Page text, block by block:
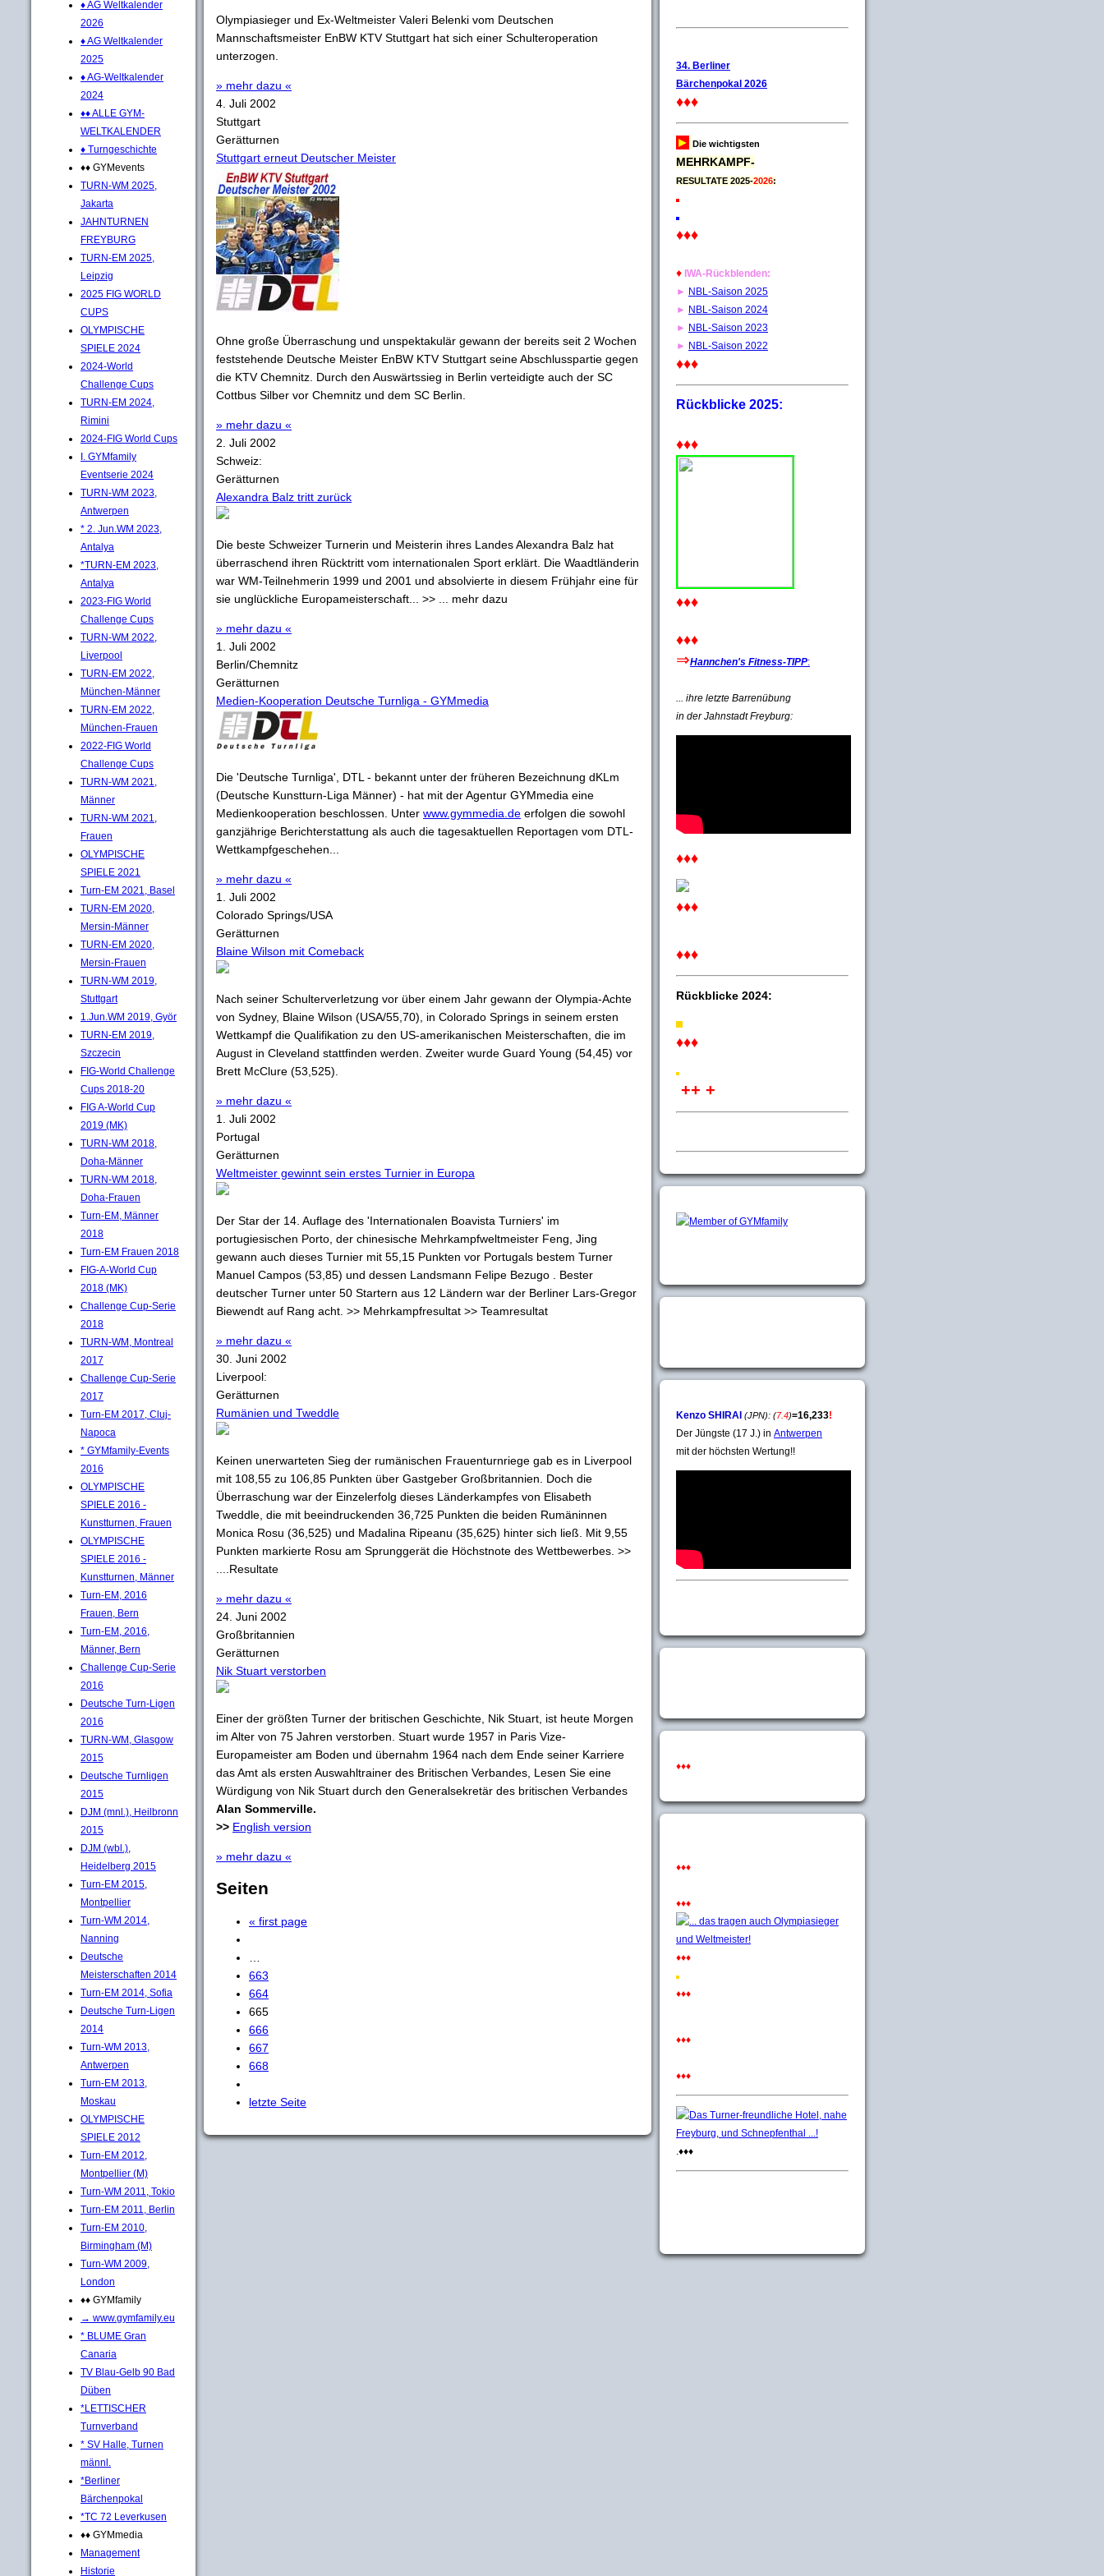
♦ AG Weltkalender
2026
♦ AG Weltkalender
2025
♦ AG-Weltkalender
2024
♦♦ ALLE GYM-
WELTKALENDER
♦ Turngeschichte
♦♦ GYMevents
TURN-WM 2025,
Jakarta
JAHNTURNEN
FREYBURG
TURN-EM 2025,
Leipzig
2025 FIG WORLD
CUPS
OLYMPISCHE
SPIELE 2024
2024-World
Challenge Cups
TURN-EM 2024,
Rimini
2024-FIG World Cups
I. GYMfamily
Eventserie 2024
TURN-WM 2023,
Antwerpen
* 2. Jun.WM 2023,
Antalya
*TURN-EM 2023,
Antalya
2023-FIG World
Challenge Cups
TURN-WM 2022,
Liverpool
TURN-EM 2022,
München-Männer
TURN-EM 2022,
München-Frauen
2022-FIG World
Challenge Cups
TURN-WM 2021,
Männer
TURN-WM 2021,
Frauen
OLYMPISCHE
SPIELE 2021
Turn-EM 2021, Basel
TURN-EM 2020,
Mersin-Männer
TURN-EM 2020,
Mersin-Frauen
TURN-WM 2019,
Stuttgart
1.Jun.WM 2019, Györ
TURN-EM 2019,
Szczecin
FIG-World Challenge
Cups 2018-20
FIG A-World Cup
2019 (MK)
TURN-WM 2018,
Doha-Männer
TURN-WM 2018,
Doha-Frauen
Turn-EM, Männer
2018
Turn-EM Frauen 2018
FIG-A-World Cup
2018 (MK)
Challenge Cup-Serie
2018
TURN-WM, Montreal
2017
Challenge Cup-Serie
2017
Turn-EM 2017, Cluj-
Napoca
* GYMfamily-Events
2016
OLYMPISCHE
SPIELE 2016 -
Kunstturnen, Frauen
OLYMPISCHE
SPIELE 2016 -
Kunstturnen, Männer
Turn-EM, 2016
Frauen, Bern
Turn-EM, 2016,
Männer, Bern
Challenge Cup-Serie
2016
Deutsche Turn-Ligen
2016
TURN-WM, Glasgow
2015
Deutsche Turnligen
2015
DJM (mnl.), Heilbronn
2015
DJM (wbl.),
Heidelberg 2015
Turn-EM 2015,
Montpellier
Turn-WM 2014,
Nanning
Deutsche
Meisterschaften 2014
Turn-EM 2014, Sofia
Deutsche Turn-Ligen
2014
Turn-WM 2013,
Antwerpen
Turn-EM 2013,
Moskau
OLYMPISCHE
SPIELE 2012
Turn-EM 2012,
Montpellier (M)
Turn-WM 2011, Tokio
Turn-EM 2011, Berlin
Turn-EM 2010,
Birmingham (M)
Turn-WM 2009,
London
♦♦ GYMfamily
→ www.gymfamily.eu
* BLUME Gran
Canaria
TV Blau-Gelb 90 Bad
Düben
*LETTISCHER
Turnverband
* SV Halle, Turnen
männl.
*Berliner
Bärchenpokal
*TC 72 Leverkusen
♦♦ GYMmedia
Management
Historie
Olympiasieger und Ex-Weltmeister Valeri Belenki vom Deutschen
Mannschaftsmeister EnBW KTV Stuttgart hat sich einer Schulteroperation
unterzogen.
» mehr dazu «
4. Juli 2002
Stuttgart
Gerätturnen
Stuttgart erneut Deutscher Meister
Ohne große Überraschung und unspektakulär gewann der bereits seit 2 Wochen
feststehende Deutsche Meister EnBW KTV Stuttgart seine Abschlusspartie gegen
die KTV Chemnitz. Durch den Auswärtssieg in Berlin verteidigte auch der SC
Cottbus Silber vor Chemnitz und dem SC Berlin.
» mehr dazu «
2. Juli 2002
Schweiz:
Gerätturnen
Alexandra Balz tritt zurück
Die beste Schweizer Turnerin und Meisterin ihres Landes Alexandra Balz hat
überraschend ihren Rücktritt vom internationalen Sport erklärt. Die Waadtländerin
war WM-Teilnehmerin 1999 und 2001 und absolvierte in diesem Frühjahr eine für
sie unglückliche Europameisterschaft... >> ... mehr dazu
» mehr dazu «
1. Juli 2002
Berlin/Chemnitz
Gerätturnen
Medien-Kooperation Deutsche Turnliga - GYMmedia
Die 'Deutsche Turnliga', DTL - bekannt unter der früheren Bezeichnung dKLm
(Deutsche Kunstturn-Liga Männer) - hat mit der Agentur GYMmedia eine
Medienkooperation beschlossen. Unter www.gymmedia.de erfolgen die sowohl
ganzjährige Berichterstattung als auch die tagesaktuellen Reportagen vom DTL-
Wettkampfgeschehen...
» mehr dazu «
1. Juli 2002
Colorado Springs/USA
Gerätturnen
Blaine Wilson mit Comeback
Nach seiner Schulterverletzung vor über einem Jahr gewann der Olympia-Achte
von Sydney, Blaine Wilson (USA/55,70), in Colorado Springs in seinem ersten
Wettkampf die Qualifikation zu den US-amerikanischen Meisterschaften, die im
August in Cleveland stattfinden werden. Zweiter wurde Guard Young (54,45) vor
Brett McClure (53,525).
» mehr dazu «
1. Juli 2002
Portugal
Gerätturnen
Weltmeister gewinnt sein erstes Turnier in Europa
Der Star der 14. Auflage des 'Internationalen Boavista Turniers' im
portugiesischen Porto, der chinesische Mehrkampfweltmeister Feng, Jing
gewann auch dieses Turnier mit 55,15 Punkten vor Portugals bestem Turner
Manuel Campos (53,85) und dessen Landsmann Felipe Bezugo . Bester
deutscher Turner unter 50 Startern aus 12 Ländern war der Berliner Lars-Gregor
Biewendt auf Rang acht. >> Mehrkampfresultat >> Teamresultat
» mehr dazu «
30. Juni 2002
Liverpool:
Gerätturnen
Rumänien und Tweddle
Keinen unerwarteten Sieg der rumänischen Frauenturnriege gab es in Liverpool
mit 108,55 zu 106,85 Punkten über Gastgeber Großbritannien. Doch die
Überraschung war der Einzelerfolg dieses Länderkampfes von Elisabeth
Tweddle, die mit beeindruckenden 36,725 Punkten die beiden Rumäninnen
Monica Rosu (36,525) und Madalina Ripeanu (35,625) hinter sich ließ. Mit 9,55
Punkten markierte Rosu am Sprunggerät die Höchstnote des Wettbewerbes. >>
....Resultate
» mehr dazu «
24. Juni 2002
Großbritannien
Gerätturnen
Nik Stuart verstorben
Einer der größten Turner der britischen Geschichte, Nik Stuart, ist heute Morgen
im Alter von 75 Jahren verstorben. Stuart wurde 1957 in Paris Vize-
Europameister am Boden und übernahm 1964 nach dem Ende seiner Karriere
das Amt als ersten Auswahltrainer des Britischen Verbandes, Lesen Sie eine
Würdigung von Nik Stuart durch den Generalsekretär des britischen Verbandes
Alan Sommerville.
>> English version
» mehr dazu «
Seiten
« first page
663
664
665
666
667
668
letzte Seite
34. Berliner
Bärchenpokal 2026
♦♦♦
► Die wichtigsten
MEHRKAMPF-
RESULTATE 2025-2026:
♦♦♦
♦ IWA-Rückblenden:
► NBL-Saison 2025
► NBL-Saison 2024
► NBL-Saison 2023
► NBL-Saison 2022
♦♦♦
Rückblicke 2025:
♦♦♦
♦♦♦
♦♦♦
⇒Hannchen's Fitness-TIPP:
... ihre letzte Barrenübung
in der Jahnstadt Freyburg:
♦♦♦
♦♦♦
♦♦♦
Rückblicke 2024:
♦♦♦
++ +
Kenzo SHIRAI (JPN): (7.4)=16,233!
Der Jüngste (17 J.) in Antwerpen
mit der höchsten Wertung!!
♦♦♦
♦♦♦
♦♦♦
♦♦♦
♦♦♦
♦♦♦
♦♦♦
.♦♦♦